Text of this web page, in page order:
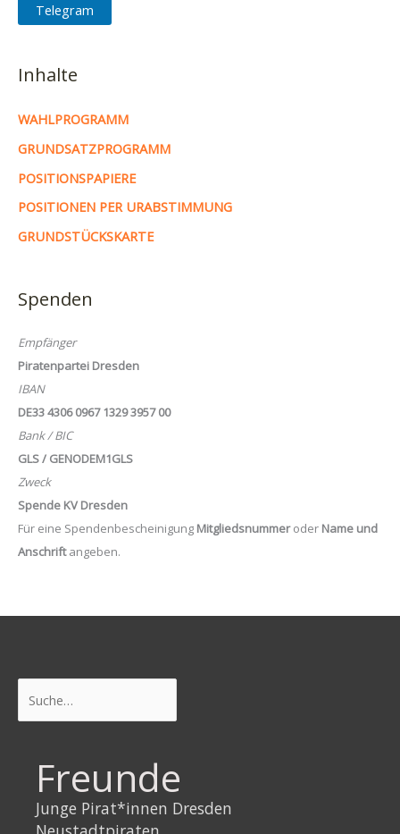
Telegram
Inhalte
WAHLPROGRAMM
GRUNDSATZPROGRAMM
POSITIONSPAPIERE
POSITIONEN PER URABSTIMMUNG
GRUNDSTÜCKSKARTE
Spenden
Empfänger
Piratenpartei Dresden
IBAN
DE33 4306 0967 1329 3957 00
Bank / BIC
GLS / GENODEM1GLS
Zweck
Spende KV Dresden
Für eine Spendenbescheinigung Mitgliedsnummeroder Name und
Anschriftangeben.
Freunde
Junge Pirat*innen Dresden